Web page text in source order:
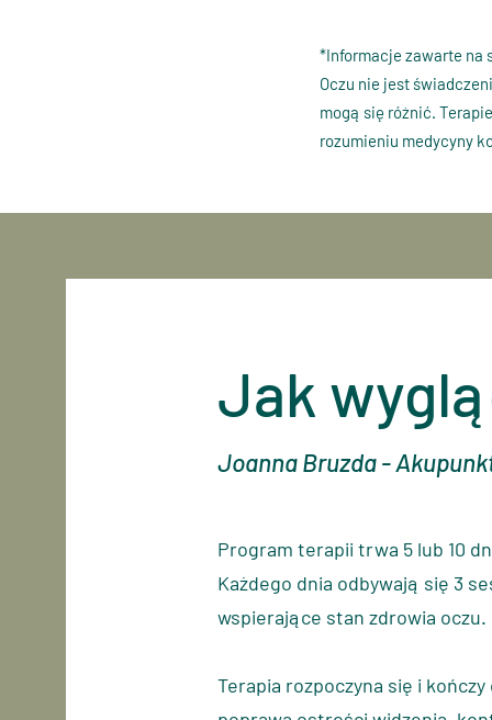
*Informacje zawarte na
Oczu nie jest
mogą się różnić.
rozumieniu medycyny
Jak
Joanna Bruzda -
Program terapii trwa 5 lub 10
Każdego dnia odbywają się 3
wspierające stan zdrowia oczu.
Terapia rozpoczyna się i